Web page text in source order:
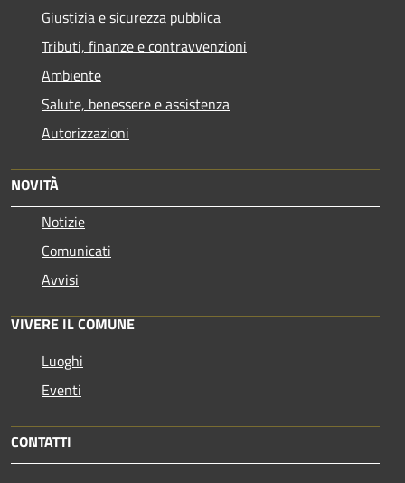
Giustizia e sicurezza pubblica
Tributi, finanze e contravvenzioni
Ambiente
Salute, benessere e assistenza
Autorizzazioni
NOVITÀ
Notizie
Comunicati
Avvisi
VIVERE IL COMUNE
Luoghi
Eventi
CONTATTI